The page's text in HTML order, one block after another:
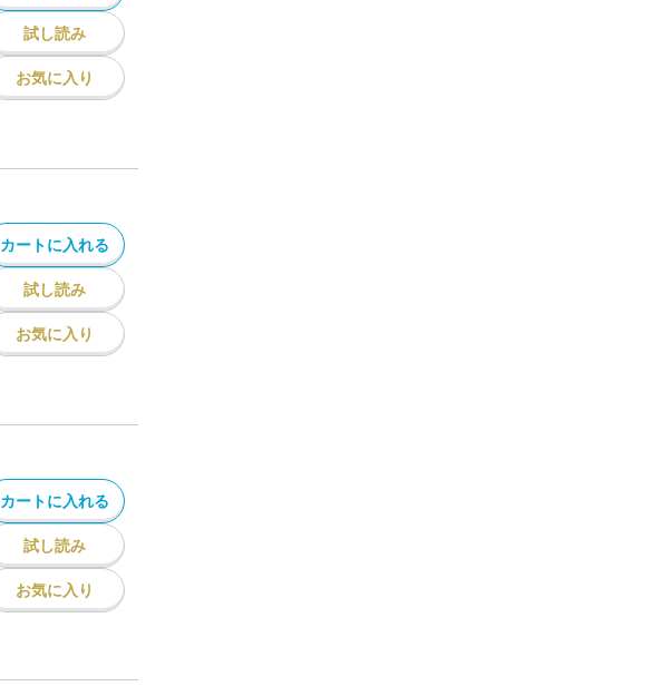
試し読み
お気に入り
カートに入れる
試し読み
お気に入り
カートに入れる
試し読み
お気に入り